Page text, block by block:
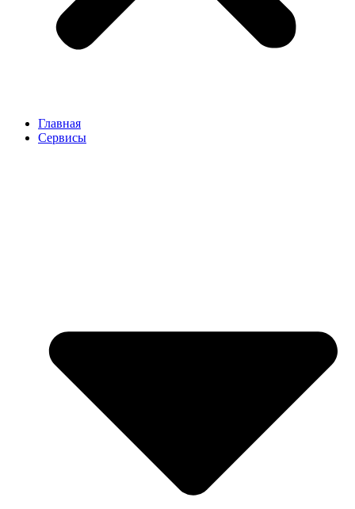
Главная
Сервисы